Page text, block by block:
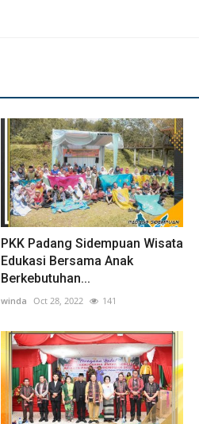
PKK Padang Sidempuan Wisata
Edukasi Bersama Anak
Berkebutuhan...
winda Oct 28, 2022 141